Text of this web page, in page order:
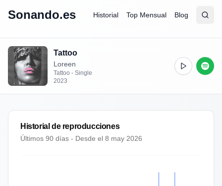
Sonando.es Historial Top Mensual Blog
Abrir
Tattoo
Loreen
Tattoo - Single
2023
Historial de reproducciones
Últimos 90 días - Desde el 8 may 2026